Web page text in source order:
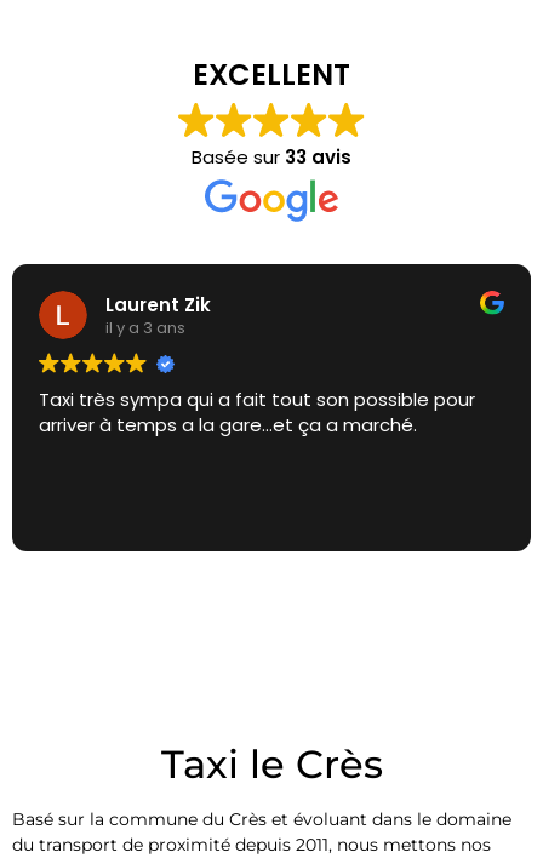
EXCELLENT
Basée sur 33 avis
Laurent Zik
il y a 3 ans
Taxi très sympa qui a fait tout son possible pour
arriver à temps a la gare...et ça a marché.
Taxi le Crès
Basé sur la commune du Crès et évoluant dans le domaine
du transport de proximité depuis 2011, nous mettons nos